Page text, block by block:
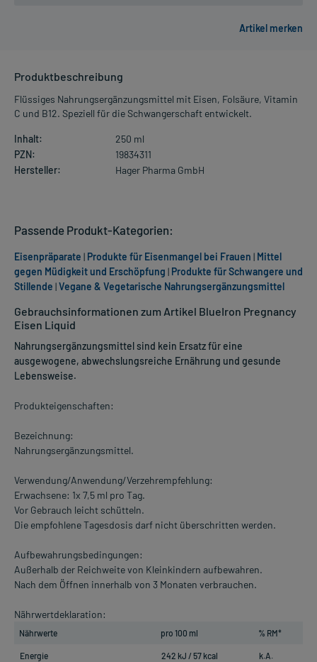
Produktbeschreibung
Flüssiges Nahrungsergänzungsmittel mit Eisen, Folsäure, Vitamin
C und B12. Speziell für die Schwangerschaft entwickelt.
Inhalt:
250 ml
PZN:
19834311
Hersteller:
Hager Pharma GmbH
Gebrauchsinformationen zum Artikel BlueIron Pregnancy
Eisen Liquid
Nahrungsergänzungsmittel sind kein Ersatz für eine
ausgewogene, abwechslungsreiche Ernährung und gesunde
Lebensweise.
Produkteigenschaften:
Bezeichnung:
Nahrungsergänzungsmittel.
Verwendung/Anwendung/Verzehrempfehlung:
Erwachsene: 1x 7,5 ml pro Tag.
Vor Gebrauch leicht schütteln.
Die empfohlene Tagesdosis darf nicht überschritten werden.
Aufbewahrungsbedingungen:
Außerhalb der Reichweite von Kleinkindern aufbewahren.
Nach dem Öffnen innerhalb von 3 Monaten verbrauchen.
Nährwertdeklaration:
Nährwerte pro 100 ml % RM*
Energie 242 kJ / 57 kcal k.A.
Passende Produkt-Kategorien:
Eisenpräparate | Produkte für Eisenmangel bei Frauen | Mittel
gegen Müdigkeit und Erschöpfung | Produkte für Schwangere und
Stillende |Vegane & Vegetarische Nahrungsergänzungsmittel